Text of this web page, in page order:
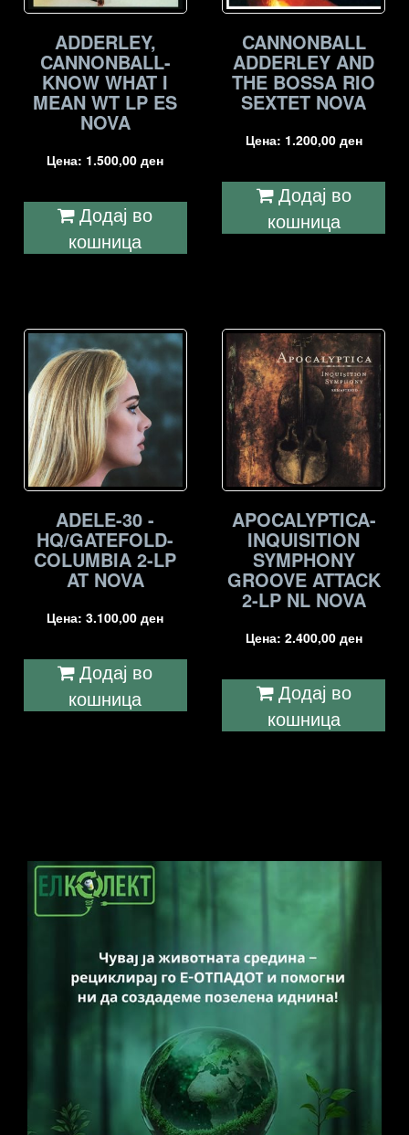
ADDERLEY,
CANNONBALL-
KNOW WHAT I
MEAN WT LP ES
NOVA
Цена: 1.500,00ден
Додај во
кошница
CANNONBALL
ADDERLEY AND
THE BOSSA RIO
SEXTET NOVA
Цена: 1.200,00 ден
Додај во
кошница
ADELE-30 -
HQ/GATEFOLD-
COLUMBIA 2-LP
AT NOVA
Цена:3.100,00ден
Додај во
кошница
APOCALYPTICA-
INQUISITION
SYMPHONY
GROOVE ATTACK
2-LP NL NOVA
Цена: 2.400,00 ден
Додај во
кошница